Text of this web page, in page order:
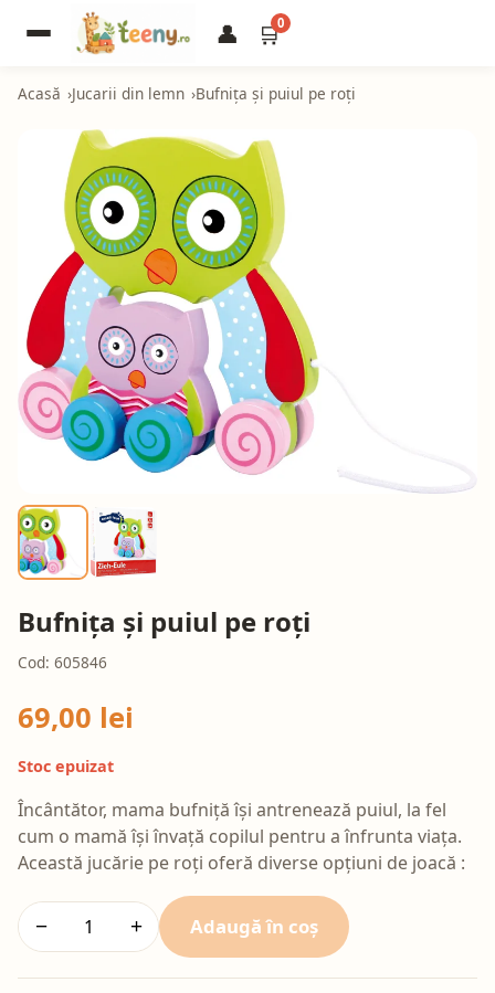
👤 🛒0
Acasă Jucarii din lemn Bufnița și puiul pe roți
Bufnița și puiul pe roți
Cod: 605846
69,00 lei
Stoc epuizat
Încântător, mama bufniță își antrenează puiul, la fel
cum o mamă își învață copilul pentru a înfrunta viața.
Această jucărie pe roți oferă diverse opțiuni de joacă :
− + Adaugă în coș